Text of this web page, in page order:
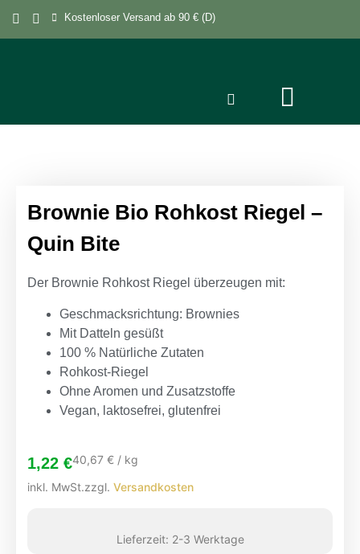
Kostenloser Versand ab 90 € (D)
Brownie Bio Rohkost Riegel –
Quin Bite
Der Brownie Rohkost Riegel überzeugen mit:
Geschmacksrichtung: Brownies
Mit Datteln gesüßt
100 % Natürliche Zutaten
Rohkost-Riegel
Ohne Aromen und Zusatzstoffe
Vegan, laktosefrei, glutenfrei
1,22 €40,67 € / kg
inkl. MwSt.zzgl. Versandkosten
Lieferzeit: 2-3 Werktage